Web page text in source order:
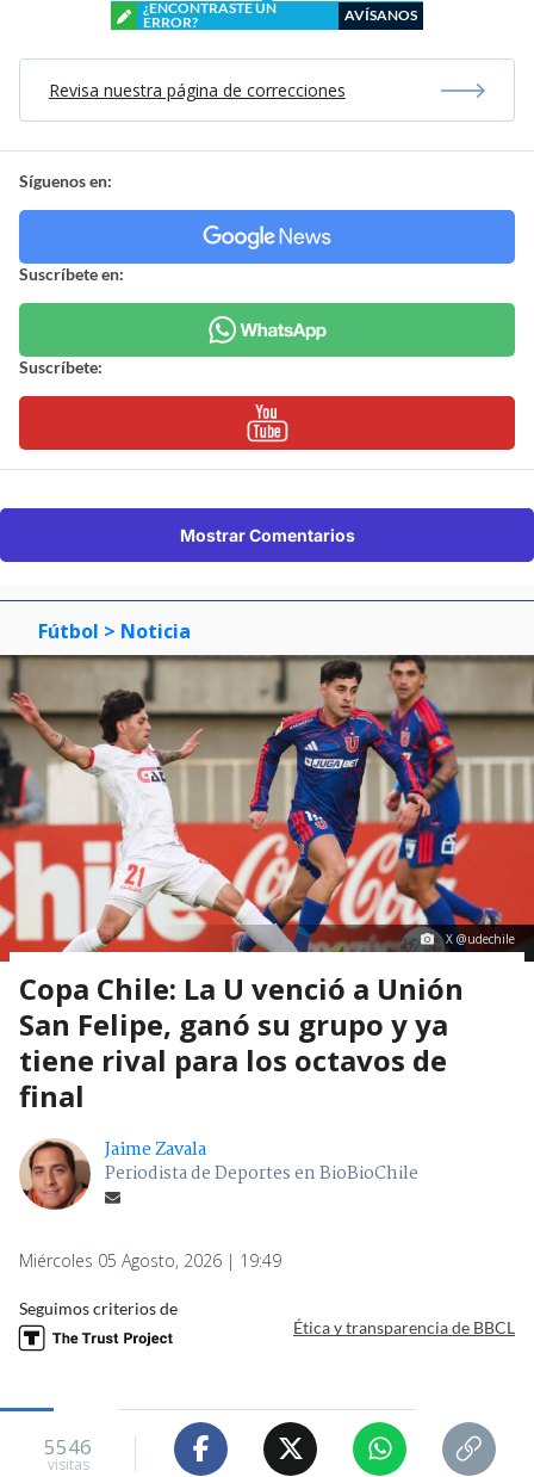
¿ENCONTRASTE UN
ERROR?
AVÍSANOS
Revisa nuestra página de correcciones
Síguenos en:
Suscríbete en:
Suscríbete:
Mostrar Comentarios
Fútbol > Noticia
X @udechile
Copa Chile: La U venció a Unión
San Felipe, ganó su grupo y ya
tiene rival para los octavos de
final
Jaime Zavala
Periodista de Deportes en BioBioChile
Miércoles 05 Agosto, 2026 | 19:49
Seguimos criterios de
Ética y transparencia de BBCL
5546
visitas